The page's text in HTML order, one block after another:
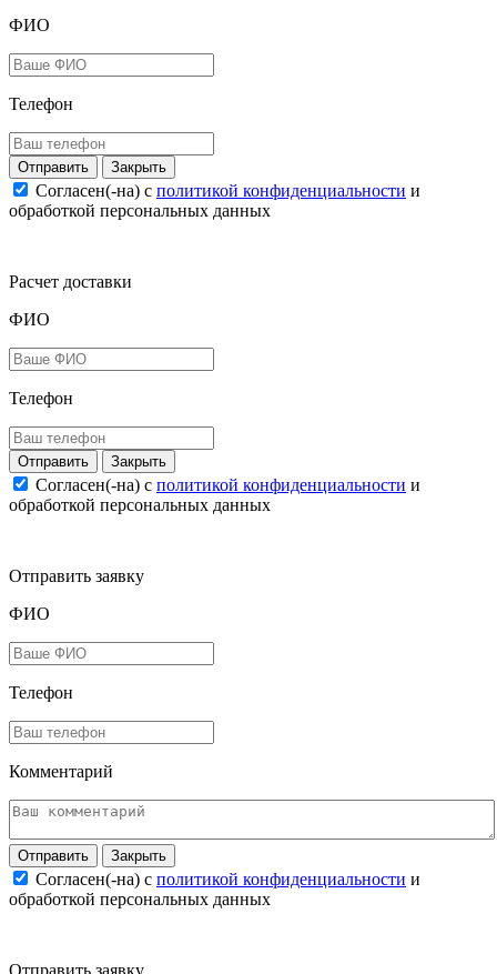
ФИО
Телефон
Закрыть
Согласен(-на) c политикой конфиденциальности и
обработкой персональных данных
Расчет доставки
ФИО
Телефон
Закрыть
Согласен(-на) c политикой конфиденциальности и
обработкой персональных данных
Отправить заявку
ФИО
Телефон
Комментарий
Закрыть
Согласен(-на) c политикой конфиденциальности и
обработкой персональных данных
Отправить заявку